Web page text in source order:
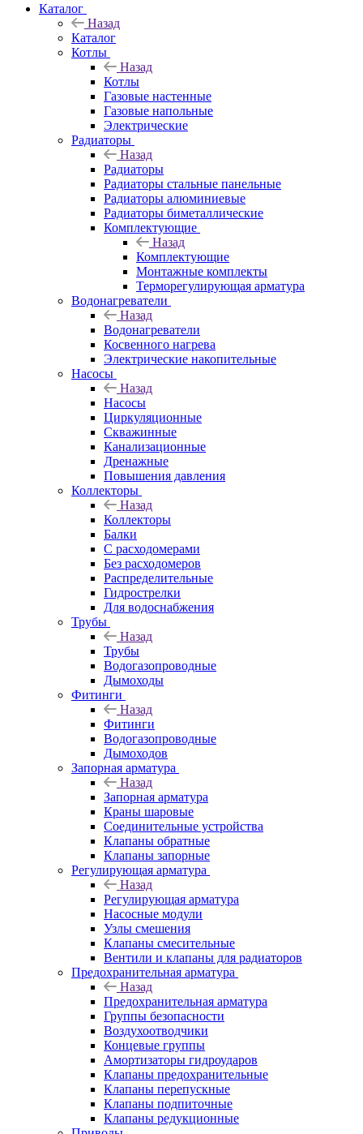
Каталог
Назад
Каталог
Котлы
Назад
Котлы
Газовые настенные
Газовые напольные
Электрические
Радиаторы
Назад
Радиаторы
Радиаторы стальные панельные
Радиаторы алюминиевые
Радиаторы биметаллические
Комплектующие
Назад
Комплектующие
Монтажные комплекты
Терморегулирующая арматура
Водонагреватели
Назад
Водонагреватели
Косвенного нагрева
Электрические накопительные
Насосы
Назад
Насосы
Циркуляционные
Скважинные
Канализационные
Дренажные
Повышения давления
Коллекторы
Назад
Коллекторы
Балки
С расходомерами
Без расходомеров
Распределительные
Гидрострелки
Для водоснабжения
Трубы
Назад
Трубы
Водогазопроводные
Дымоходы
Фитинги
Назад
Фитинги
Водогазопроводные
Дымоходов
Запорная арматура
Назад
Запорная арматура
Краны шаровые
Соединительные устройства
Клапаны обратные
Клапаны запорные
Регулирующая арматура
Назад
Регулирующая арматура
Насосные модули
Узлы смешения
Клапаны смесительные
Вентили и клапаны для радиаторов
Предохранительная арматура
Назад
Предохранительная арматура
Группы безопасности
Воздухоотводчики
Концевые группы
Амортизаторы гидроударов
Клапаны предохранительные
Клапаны перепускные
Клапаны подпиточные
Клапаны редукционные